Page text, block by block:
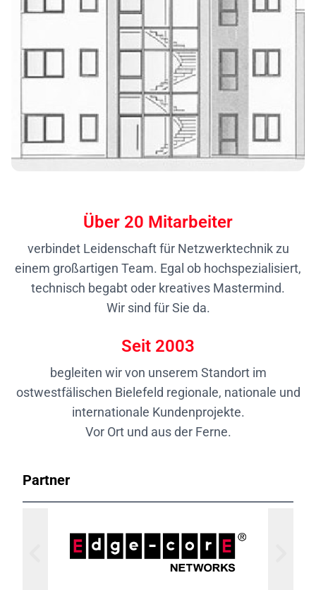
Über 20 Mitarbeiter
verbindet Leidenschaft für Netzwerktechnik zu
einem großartigen Team. Egal ob hochspezialisiert,
technisch begabt oder kreatives Mastermind.
Wir sind für Sie da.
Seit 2003
begleiten wir von unserem Standort im
ostwestfälischen Bielefeld regionale, nationale und
internationale Kundenprojekte.
Vor Ort und aus der Ferne.
Partner